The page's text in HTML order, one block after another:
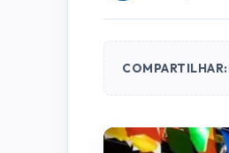
COMPARTILHAR: